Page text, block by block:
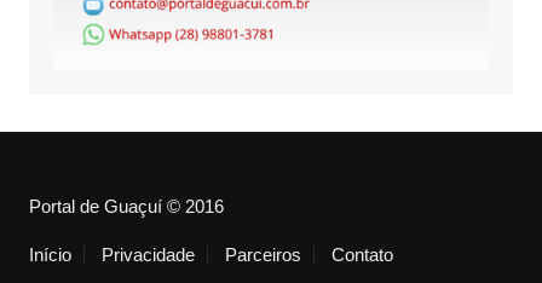
Portal de Guaçuí © 2016
Início Privacidade Parceiros Contato